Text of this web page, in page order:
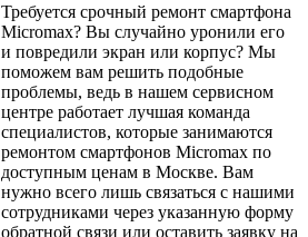
Требуется срочный ремонт смартфона
Micromax? Вы случайно уронили его
и повредили экран или корпус? Мы
поможем вам решить подобные
проблемы, ведь в нашем сервисном
центре работает лучшая команда
специалистов, которые занимаются
ремонтом смартфонов Micromax по
доступным ценам в Москве. Вам
нужно всего лишь связаться с нашими
сотрудниками через указанную форму
обратной связи или оставить заявку на